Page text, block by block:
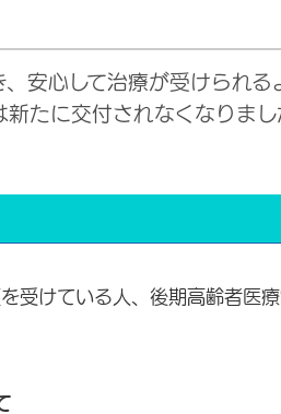
安心して治療が受けられる
たに交付されなくなりま
受けている人、後期高齢者医